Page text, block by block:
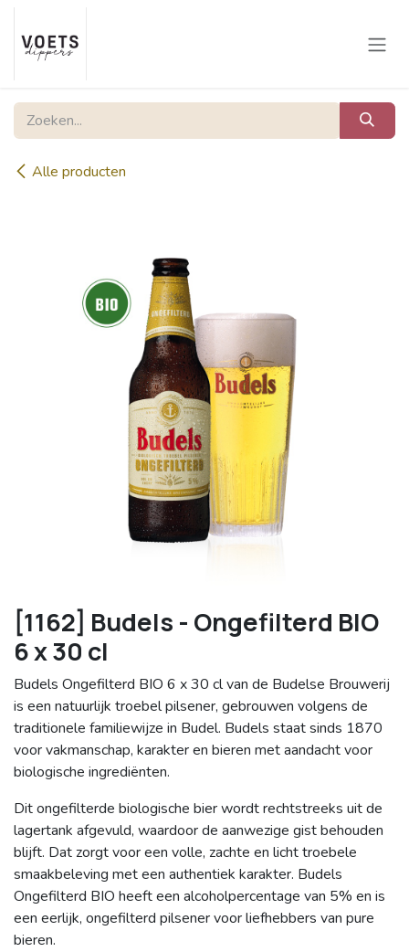
Overslaan naar inhoud
Alle producten
[1162] Budels - Ongefilterd BIO
6 x 30 cl
Budels Ongefilterd BIO 6 x 30 cl van de Budelse Brouwerij
is een natuurlijk troebel pilsener, gebrouwen volgens de
traditionele familiewijze in Budel. Budels staat sinds 1870
voor vakmanschap, karakter en bieren met aandacht voor
biologische ingrediënten.
Dit ongefilterde biologische bier wordt rechtstreeks uit de
lagertank afgevuld, waardoor de aanwezige gist behouden
blijft. Dat zorgt voor een volle, zachte en licht troebele
smaakbeleving met een authentiek karakter. Budels
Ongefilterd BIO heeft een alcoholpercentage van 5% en is
een eerlijk, ongefilterd pilsener voor liefhebbers van pure
bieren.